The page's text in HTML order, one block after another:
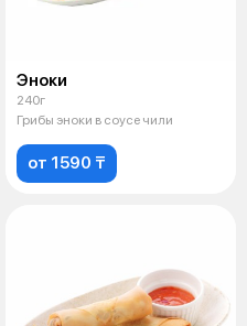
Эноки
240г
Грибы эноки в соусе чили
от 1590 ₸